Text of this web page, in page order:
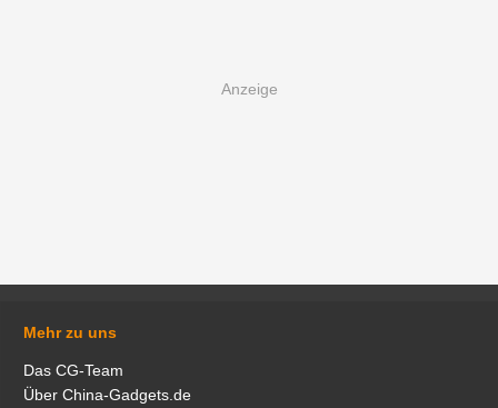
Mehr zu uns
Das CG-Team
Über China-Gadgets.de